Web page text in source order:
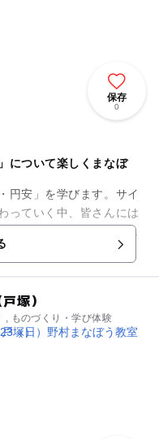
保存
0
について楽しくまなぼ
円安」を学びます。サイ
っていく中、皆さんには
ムを輸入する体験をして
塚）
, ものづくり・学び体験